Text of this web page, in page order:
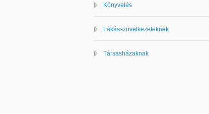
Könyvelés
Lakásszövetkezeteknek
Társasházaknak